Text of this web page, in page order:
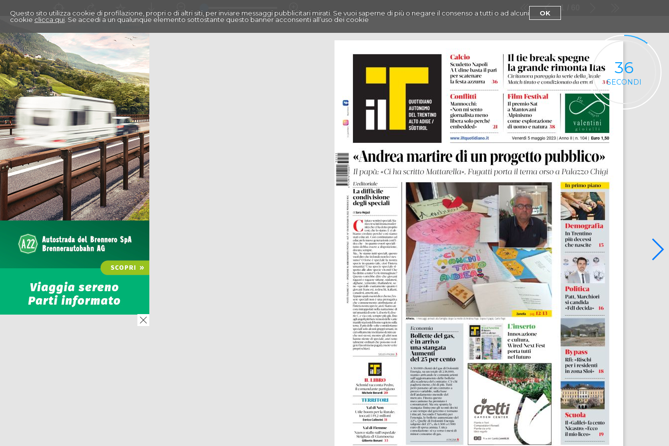
Questo sito utilizza cookie di profilazione, propri o di altri siti, per inviare messaggi pubblicitari mirati. Se vuoi saperne di più o negare il consenso a tutti o ad alcuni
cookie clicca qui . Se accedi a un qualunque elemento sottostante questo banner acconsenti all’uso dei cookie
OK
1
36
SECONDI